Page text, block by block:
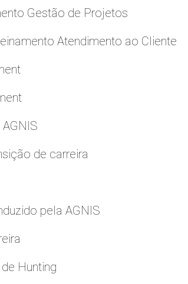
Gestão de Projetos
Atendimento ao Cliente
de carreira
pela AGNIS
Hunting